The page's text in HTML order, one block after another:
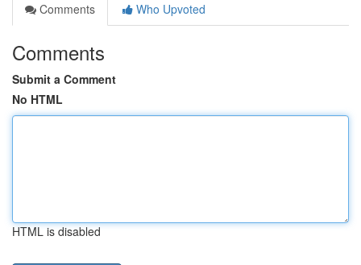
Comments
Who Upvoted
Comments
Submit a Comment
No HTML
HTML is disabled